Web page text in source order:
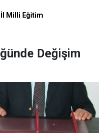
İl Milli Eğitim
Değişim